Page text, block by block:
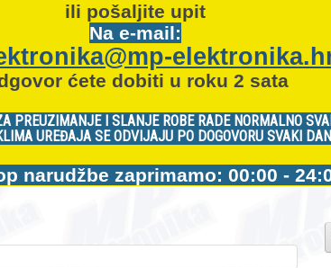
ili pošaljite upit
Na e-mail:
ćete dobiti u roku 2 sata
PREUZIMANJE I SLANJE ROBE RADE NORMALNO
UREĐAJA SE ODVIJAJU PO DOGOVORU SVAKI
narudžbe zaprimamo: 00:00 -